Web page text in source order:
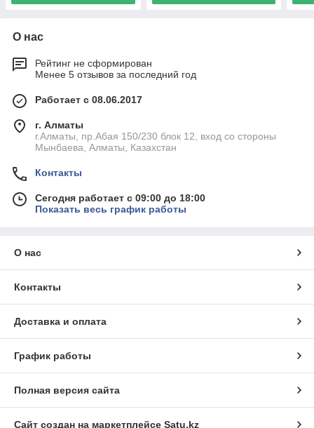
О нас
Рейтинг не сформирован
Менее 5 отзывов за последний год
Работает с 08.06.2017
г. Алматы
г.Алматы, пр.Абая 150/230 блок 12, вход со стороны
Мынбаева, Алматы, Казахстан
Контакты
Сегодня работает с 09:00 до 18:00
Показать весь график работы
О нас
Контакты
Доставка и оплата
График работы
Полная версия сайта
Сайт создан на маркетплейсе Satu.kz